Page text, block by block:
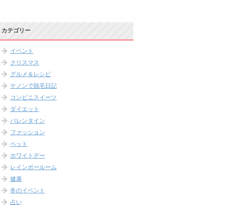
カテゴリー
イベント
クリスマス
グルメ＆レシピ
ケノンで脱毛日記
コンビニスイーツ
ダイエット
バレンタイン
ファッション
ペット
ホワイトデー
レインボールーム
健康
冬のイベント
占い